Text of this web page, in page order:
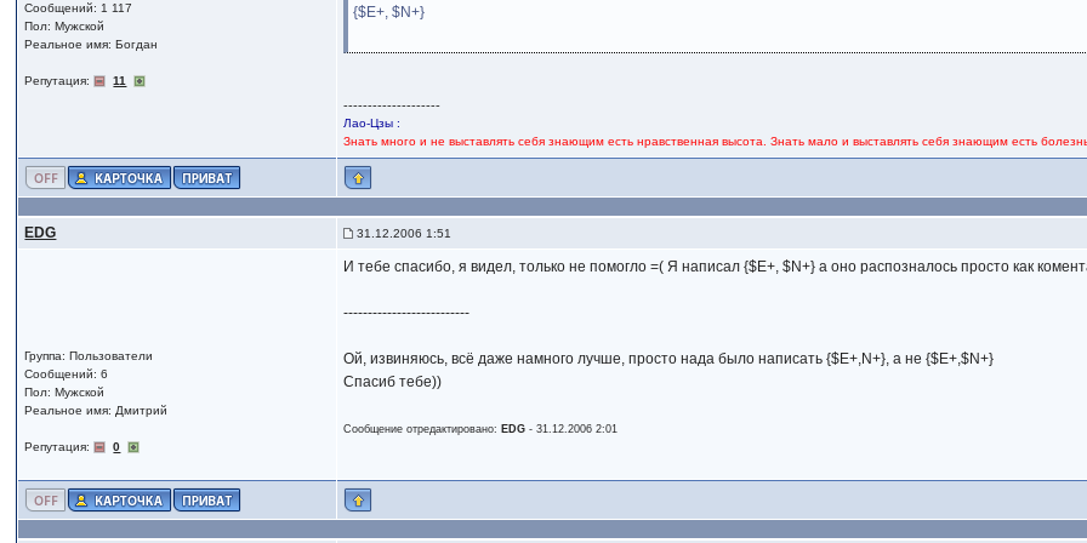
Сообщений: 1 117
Пол: Мужской
Реальное имя: Богдан
Репутация: 11
{$E+, $N+}
--------------------
Лао-Цзы :
Знать много и не выставлять себя знающим есть нравственная высота. Знать мало и выставлять себя знающим есть
EDG 31.12.2006 1:51
Группа: Пользователи
Сообщений: 6
Пол: Мужской
Реальное имя: Дмитрий
Репутация: 0
И тебе спасибо, я видел, только не помогло =( Я написал {$E+, $N+} а оно распозналось просто как
--------------------------
Ой, извиняюсь, всё даже намного лучше, просто нада было написать {$E+,N+}, а не {$E+,$N+}
Спасиб тебе))
Сообщение отредактировано: EDG -31.12.2006 2:01